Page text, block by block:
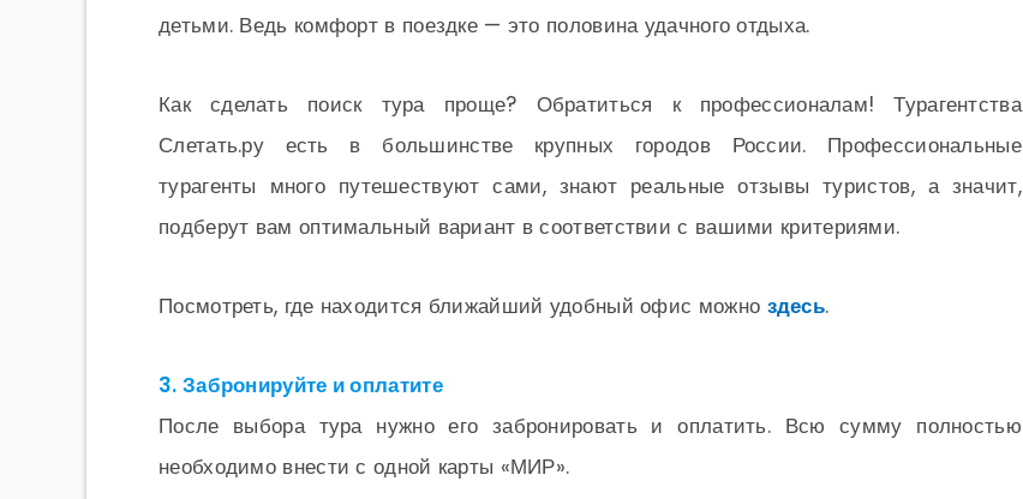
детьми. Ведь комфорт в поездке — это половина удачного отдыха.
Как сделать поиск тура проще? Обратиться к профессионалам! Турагентства
Слетать.ру есть в большинстве крупных городов России. Профессиональные
турагенты много путешествуют сами, знают реальные отзывы туристов, а значит,
подберут вам оптимальный вариант в соответствии с вашими критериями.
Посмотреть, где находится ближайший удобный офис можно здесь.
3. Забронируйте и оплатите
После выбора тура нужно его забронировать и оплатить. Всю сумму полностью
необходимо внести с одной карты «МИР».